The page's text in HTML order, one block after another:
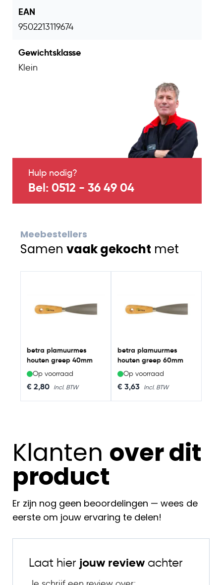
EAN
9502213119674
Gewichtsklasse
Klein
Hulp nodig?
Bel: 0512 - 36 49 04
Meebestellers
Samen vaak gekocht met
Navigating through the elements of the carousel is
Press to skip carousel
betra plamuurmes
houten greep 40mm
Op voorraad
€ 2,80
betra plamuurmes
houten greep 60mm
Op voorraad
€ 3,63
Klanten over dit
product
Er zijn nog geen beoordelingen — wees de
eerste om jouw ervaring te delen!
Laat hier jouw review achter